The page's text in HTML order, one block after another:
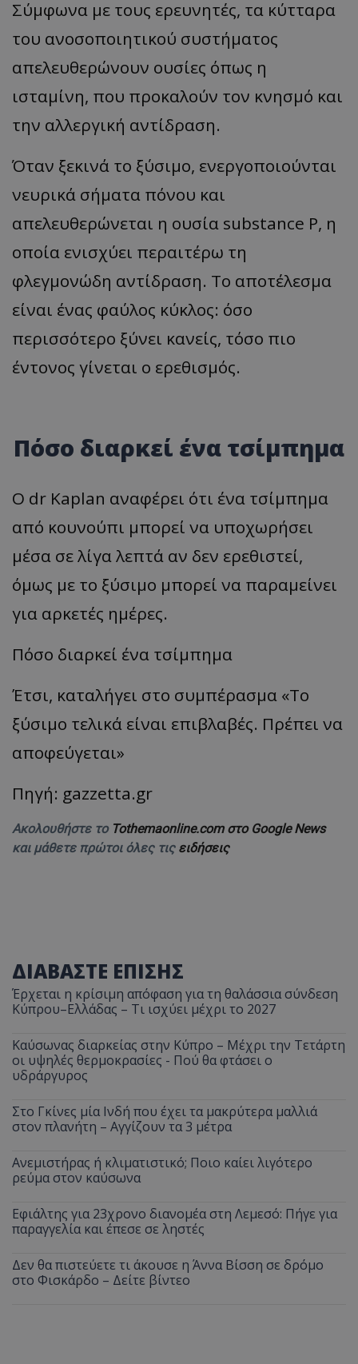
Σύμφωνα με τους ερευνητές, τα κύτταρα
του ανοσοποιητικού συστήματος
απελευθερώνουν ουσίες όπως η
ισταμίνη, που προκαλούν τον κνησμό και
την αλλεργική αντίδραση.
Όταν ξεκινά το ξύσιμο, ενεργοποιούνται
νευρικά σήματα πόνου και
απελευθερώνεται η ουσία substance P, η
οποία ενισχύει περαιτέρω τη
φλεγμονώδη αντίδραση. Το αποτέλεσμα
είναι ένας φαύλος κύκλος: όσο
περισσότερο ξύνει κανείς, τόσο πιο
έντονος γίνεται ο ερεθισμός.
Πόσο διαρκεί ένα τσίμπημα
Ο dr Kaplan αναφέρει ότι ένα τσίμπημα
από κουνούπι μπορεί να υποχωρήσει
μέσα σε λίγα λεπτά αν δεν ερεθιστεί,
όμως με το ξύσιμο μπορεί να παραμείνει
για αρκετές ημέρες.
Πόσο διαρκεί ένα τσίμπημα
Έτσι, καταλήγει στο συμπέρασμα «Το
ξύσιμο τελικά είναι επιβλαβές. Πρέπει να
αποφεύγεται»
Πηγή: gazzetta.gr
Ακολουθήστε το Tothemaonline.com στο Google News
και μάθετε πρώτοι όλες τις ειδήσεις
ΔΙΑΒΑΣΤΕ ΕΠΙΣΗΣ
Έρχεται η κρίσιμη απόφαση για τη θαλάσσια σύνδεση
Κύπρου–Ελλάδας – Τι ισχύει μέχρι το 2027
Καύσωνας διαρκείας στην Κύπρο – Μέχρι την Τετάρτη
οι υψηλές θερμοκρασίες - Πού θα φτάσει ο
υδράργυρος
Στο Γκίνες μία Ινδή που έχει τα μακρύτερα μαλλιά
στον πλανήτη – Αγγίζουν τα 3 μέτρα
Ανεμιστήρας ή κλιματιστικό; Ποιο καίει λιγότερο
ρεύμα στον καύσωνα
Εφιάλτης για 23χρονο διανομέα στη Λεμεσό: Πήγε για
παραγγελία και έπεσε σε ληστές
Δεν θα πιστεύετε τι άκουσε η Άννα Βίσση σε δρόμο
στο Φισκάρδο – Δείτε βίντεο